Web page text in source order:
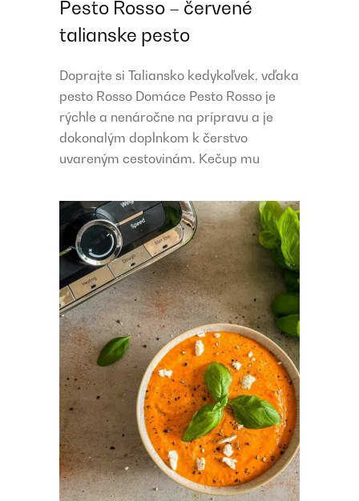
Pesto Rosso – červené
talianske pesto
Doprajte si Taliansko kedykoľvek, vďaka
pesto Rosso Domáce Pesto Rosso je
rýchle a nenáročne na prípravu a je
dokonalým doplnkom k čerstvo
uvareným cestovinám. Kečup mu